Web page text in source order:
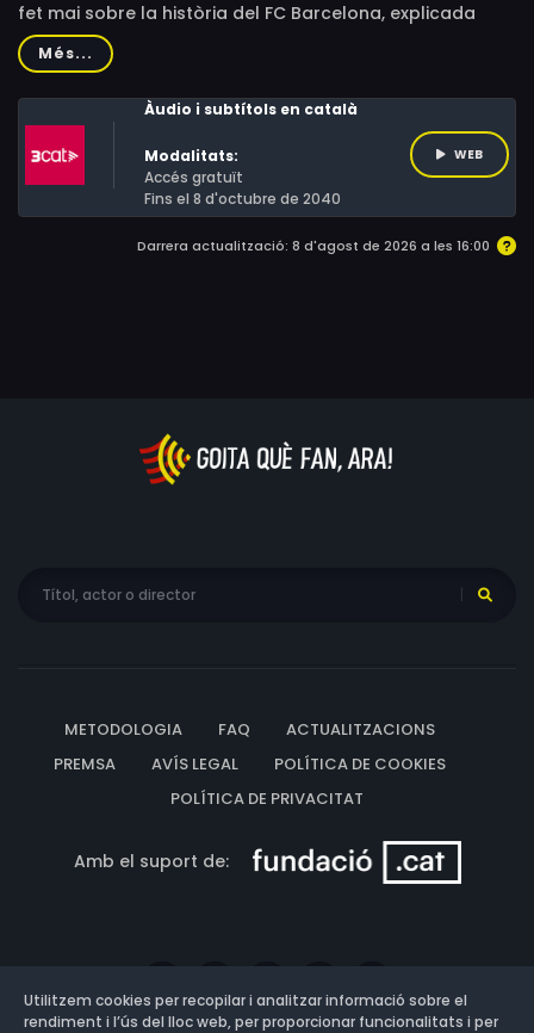
fet mai sobre la història del FC Barcelona, explicada
pels protagonistes que l'han convertit en el millor club
de futbol del món i han forjat la famosa llegenda de
"Més que un club".
Més...
Àudio i subtítols en català
Modalitats:
Accés gratuït
Fins el 8 d'octubre de 2040
WEB
Darrera actualització: 8 d'agost de 2026 a les 16:00
METODOLOGIA FAQ
ACTUALITZACIONS
PREMSA
AVÍS LEGAL
POLÍTICA DE COOKIES
POLÍTICA DE PRIVACITAT
Amb el suport de:
Utilitzem cookies per recopilar i analitzar informació sobre el
rendiment i l’ús del lloc web, per proporcionar funcionalitats i per